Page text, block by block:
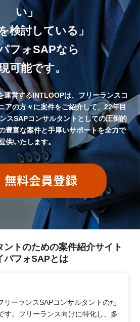
い」
検討している」
フォSAPなら
可能です。
運営するINTLOOPは、フリーランスコ
アの方々に案件をご紹介して、22年目
スSAPコンサルタントとしての圧倒的
豊富な案件と手厚いサポートを全力で
供いたします。
ントのための案件紹介サイト
パフォSAPとは
リーランスSAPコンサルタントのた
す。フリーランス向けに特化し、多